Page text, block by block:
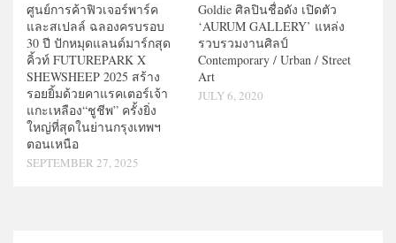
ศูนย์การค้าฟิวเจอร์พาร์ค
และสเปลล์ ฉลองครบรอบ
30 ปี ปักหมุดแลนด์มาร์กสุด
คิ้วท์ FUTUREPARK X
SHEWSHEEP 2025 สร้าง
รอยยิ้มด้วยคาแรคเตอร์เจ้า
แกะเหลือง“ชูชีพ” ครั้งยิ่ง
ใหญ่ที่สุดในย่านกรุงเทพฯ
ตอนเหนือ
SEPTEMBER 27, 2025
Goldie ศิลปินชื่อดัง เปิดตัว
‘AURUM GALLERY’ แหล่ง
รวบรวมงานศิลป์
Contemporary / Urban / Street
Art
JULY 6, 2020